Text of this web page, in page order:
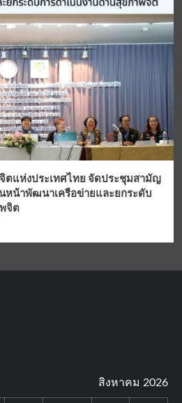
ตแห่งประเทศไทย จัดประชุมสามัญ
นหน้าพัฒนาเครือข่ายและยกระดับ
จิต
สิงหาคม 2026